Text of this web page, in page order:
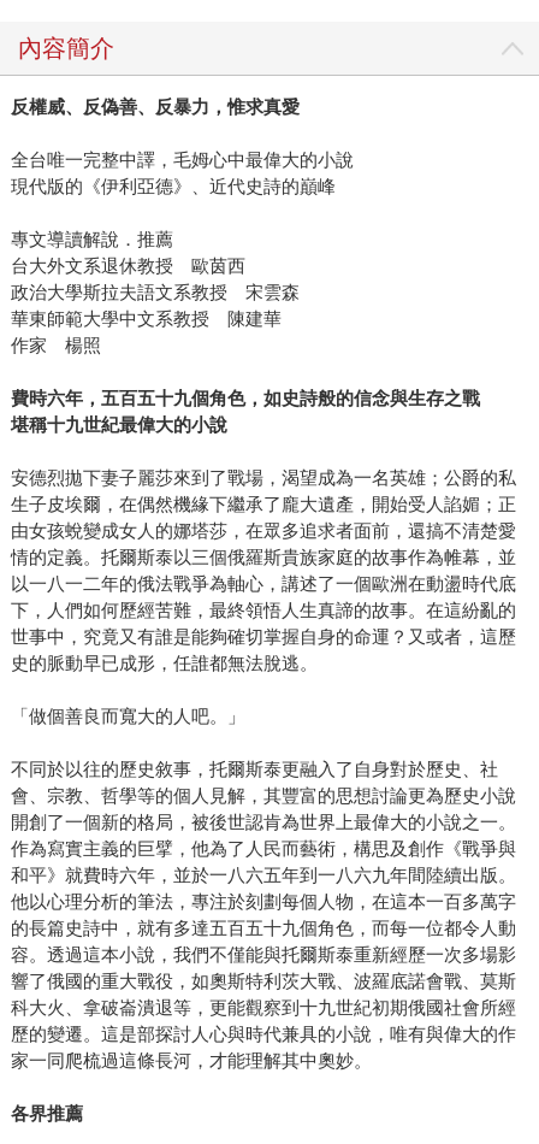
內容簡介
反權威、反偽善、反暴力，惟求真愛
全台唯一完整中譯，毛姆心中最偉大的小說
現代版的《伊利亞德》、近代史詩的巔峰
專文導讀解說．推薦
台大外文系退休教授 歐茵西
政治大學斯拉夫語文系教授 宋雲森
華東師範大學中文系教授 陳建華
作家 楊照
費時六年，五百五十九個角色，如史詩般的信念與生存之戰
堪稱十九世紀最偉大的小說
安德烈拋下妻子麗莎來到了戰場，渴望成為一名英雄；公爵的私
生子皮埃爾，在偶然機緣下繼承了龐大遺產，開始受人諂媚；正
由女孩蛻變成女人的娜塔莎，在眾多追求者面前，還搞不清楚愛
情的定義。托爾斯泰以三個俄羅斯貴族家庭的故事作為帷幕，並
以一八一二年的俄法戰爭為軸心，講述了一個歐洲在動盪時代底
下，人們如何歷經苦難，最終領悟人生真諦的故事。在這紛亂的
世事中，究竟又有誰是能夠確切掌握自身的命運？又或者，這歷
史的脈動早已成形，任誰都無法脫逃。
「做個善良而寬大的人吧。」
不同於以往的歷史敘事，托爾斯泰更融入了自身對於歷史、社
會、宗教、哲學等的個人見解，其豐富的思想討論更為歷史小說
開創了一個新的格局，被後世認肯為世界上最偉大的小說之一。
作為寫實主義的巨擘，他為了人民而藝術，構思及創作《戰爭與
和平》就費時六年，並於一八六五年到一八六九年間陸續出版。
他以心理分析的筆法，專注於刻劃每個人物，在這本一百多萬字
的長篇史詩中，就有多達五百五十九個角色，而每一位都令人動
容。透過這本小說，我們不僅能與托爾斯泰重新經歷一次多場影
響了俄國的重大戰役，如奧斯特利茨大戰、波羅底諾會戰、莫斯
科大火、拿破崙潰退等，更能觀察到十九世紀初期俄國社會所經
歷的變遷。這是部探討人心與時代兼具的小說，唯有與偉大的作
家一同爬梳過這條長河，才能理解其中奧妙。
各界推薦